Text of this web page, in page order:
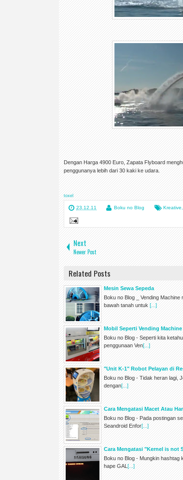
Dengan Harga 4900 Euro, Zapata Flyboard
penggunanya lebih dari 30 kaki ke udara.
toxel
23.12.11 Boku no Blog Kreative
Next
Newer Post
Related Posts
Mesin Sewa Sepeda
Boku no Blog _ Vending
bawah tanah untuk[...]
Mobil Seperti Vending
Boku no Blog - Seperti kita
penggunaan Ven[...]
"Unit K-1" Robot Pelayan di
Boku no Blog - Tidak heran lagi,
dengan[...]
Cara Mengatasi Macet Atau
Boku no Blog - Pada postingan
Seandroid Enfor[...]
Cara Mengatasi "Kernel is not
Boku no Blog - Mungkin hashtag
hape GAL[...]